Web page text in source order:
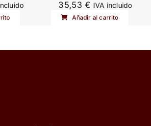
35,53€ IVA incluido
Añadir al carrito